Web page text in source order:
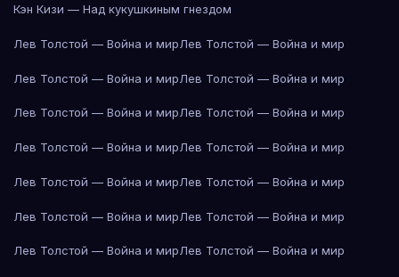
Кэн Кизи — Над кукушкиным гнездом
Лев Толстой — Война и мирЛев Толстой — Война и мир
Лев Толстой — Война и мирЛев Толстой — Война и мир
Лев Толстой — Война и мирЛев Толстой — Война и мир
Лев Толстой — Война и мирЛев Толстой — Война и мир
Лев Толстой — Война и мирЛев Толстой — Война и мир
Лев Толстой — Война и мирЛев Толстой — Война и мир
Лев Толстой — Война и мирЛев Толстой — Война и мир